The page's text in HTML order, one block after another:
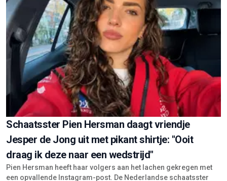
Schaatsster Pien Hersman daagt vriendje
Jesper de Jong uit met pikant shirtje: "Ooit
draag ik deze naar een wedstrijd"
Pien Hersman heeft haar volgers aan het lachen gekregen met
een opvallende Instagram-post. De Nederlandse schaatsster